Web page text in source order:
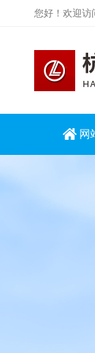
您好！欢迎访
网